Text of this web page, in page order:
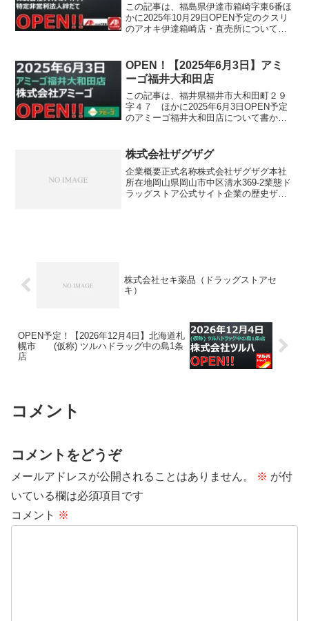
この記事は、福島県伊達市箱崎字東6番ほ
かに2025年10月29日OPEN予定のクスリ
のアオキ伊達箱崎店・直売所について書
OPEN！【2025年6月3日】アミ
ーゴ福井大和田店
この記事は、福井県福井市大和田町２９
字４７ ほかに2025年6月3日OPEN予定
のアミーゴ福井大和田店について書かれ
株式会社ザグザグ
企業概要正式名称株式会社ザグザグ本社
所在地岡山県岡山市中区清水369-2業態ド
ラッグストア公式サイト企業の歴史ザグ
株式会社セキ薬品（ドラッグストアセ
キ）
OPEN予定！【2026年12月4日】北海道札
幌市 (仮称) ツルハドラッグ中の島1条
店
コメント
コメントをどうぞ
メールアドレスが公開されることはありません。 ※ が付
いている欄は必須項目です
コメント ※